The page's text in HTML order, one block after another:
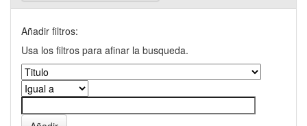
Añadir filtros:
Usa los filtros para afinar la busqueda.